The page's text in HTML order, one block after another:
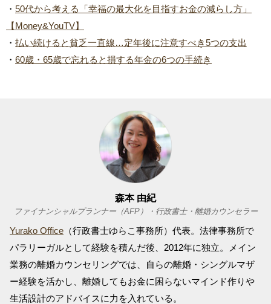
・ 50代から考える「幸福の最大化を目指すお金の減らし方」
【Money&YouTV】
・ 払い続けると貧乏一直線…定年後に注意すべき5つの支出
・ 60歳・65歳で忘れると損する年金の6つの手続き
森本 由紀
ファイナンシャルプランナー（AFP）・行政書士・離婚カウンセラー
Yurako Office （行政書士ゆらこ事務所）代表。法律事務所で
パラリーガルとして経験を積んだ後、2012年に独立。メイン
業務の離婚カウンセリングでは、自らの離婚・シングルマザ
ー経験を活かし、離婚してもお金に困らないマインド作りや
生活設計のアドバイスに力を入れている。